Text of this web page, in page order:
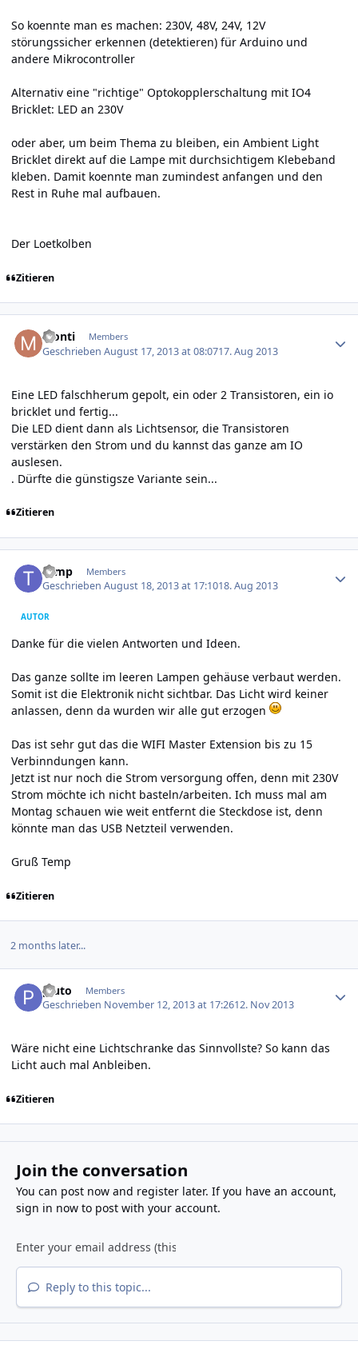
So koennte man es machen: 230V, 48V, 24V, 12V
störungssicher erkennen (detektieren) für Arduino und
andere Mikrocontroller
Alternativ eine "richtige" Optokopplerschaltung mit IO4
Bricklet: LED an 230V
oder aber, um beim Thema zu bleiben, ein Ambient Light
Bricklet direkt auf die Lampe mit durchsichtigem Klebeband
kleben. Damit koennte man zumindest anfangen und den
Rest in Ruhe mal aufbauen.
Der Loetkolben
Zitieren
Monti Members
GeschriebenAugust 17, 2013 at 08:0717. Aug 2013
Eine LED falschherum gepolt, ein oder 2 Transistoren, ein io
bricklet und fertig...
Die LED dient dann als Lichtsensor, die Transistoren
verstärken den Strom und du kannst das ganze am IO
auslesen.
. Dürfte die günstigsze Variante sein...
Zitieren
Temp Members
GeschriebenAugust 18, 2013 at 17:1018. Aug 2013
AUTOR
Danke für die vielen Antworten und Ideen.
Das ganze sollte im leeren Lampen gehäuse verbaut werden.
Somit ist die Elektronik nicht sichtbar. Das Licht wird keiner
anlassen, denn da wurden wir alle gut erzogen
Das ist sehr gut das die WIFI Master Extension bis zu 15
Verbinndungen kann.
Jetzt ist nur noch die Strom versorgung offen, denn mit 230V
Strom möchte ich nicht basteln/arbeiten. Ich muss mal am
Montag schauen wie weit entfernt die Steckdose ist, denn
könnte man das USB Netzteil verwenden.
Gruß Temp
Zitieren
2 months later...
pluto Members
Geschrieben November 12, 2013 at 17:2612. Nov 2013
Wäre nicht eine Lichtschranke das Sinnvollste? So kann das
Licht auch mal Anbleiben.
Zitieren
Join the conversation
You can post now and register later. If you have an account,
sign in nowto post with your account.
Reply to this topic...